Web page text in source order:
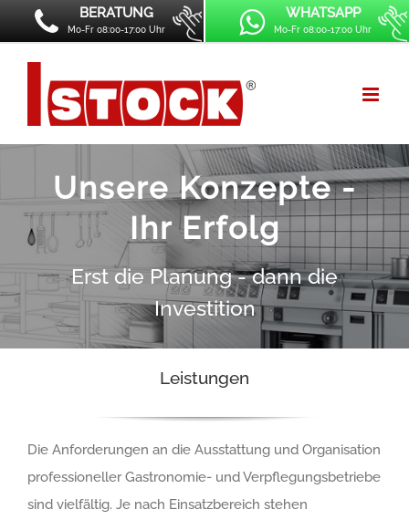
BERATUNG
Mo-Fr 08:00-17:00 Uhr
WHATSAPP
Mo-Fr 08:00-17:00 Uhr
Unsere Konzepte -
Ihr Erfolg
Erst die Planung - dann die
Investition
Leistungen
Die Anforderungen an die Ausstattung und Organisation
professioneller Gastronomie- und Verpflegungsbetriebe
sind vielfältig. Je nach Einsatzbereich stehen